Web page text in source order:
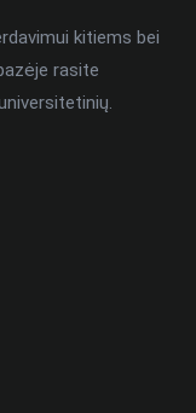
kitiems bei
rasite